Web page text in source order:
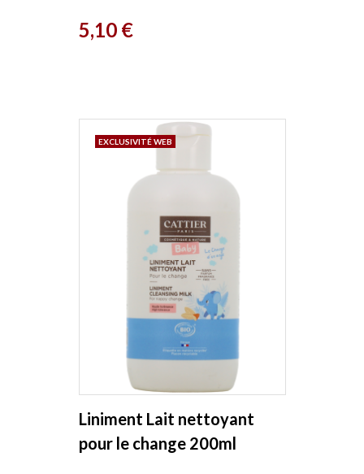
Prix
5,10 €
Liniment Lait nettoyant
pour le change 200ml
EXCLUSIVITÉ WEB